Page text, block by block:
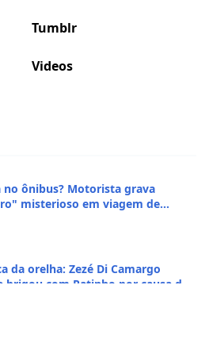
Tumblr
Videos
no ônibus? Motorista grava
misterioso em viagem de
da orelha: Zezé Di Camargo
brigou com Ratinho por causa do